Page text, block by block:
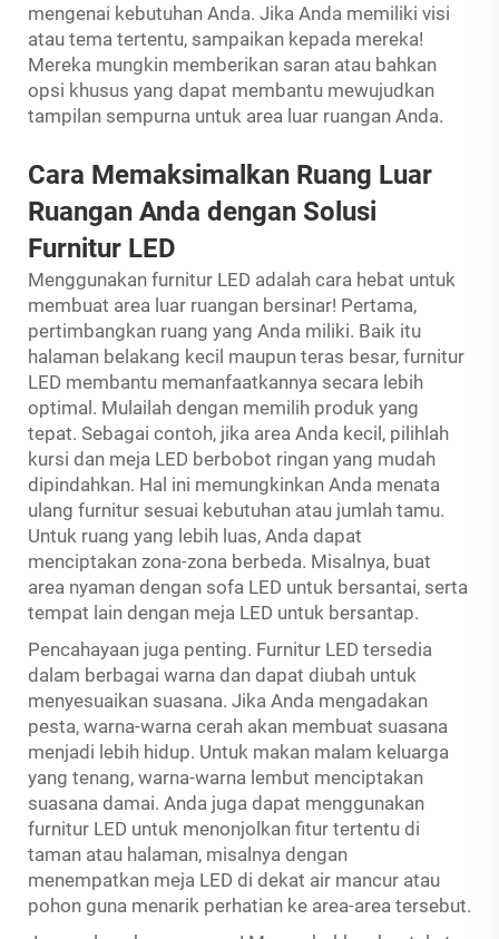
mengenai kebutuhan Anda. Jika Anda memiliki visi
atau tema tertentu, sampaikan kepada mereka!
Mereka mungkin memberikan saran atau bahkan
opsi khusus yang dapat membantu mewujudkan
tampilan sempurna untuk area luar ruangan Anda.
Cara Memaksimalkan Ruang Luar
Ruangan Anda dengan Solusi
Furnitur LED
Menggunakan furnitur LED adalah cara hebat untuk
membuat area luar ruangan bersinar! Pertama,
pertimbangkan ruang yang Anda miliki. Baik itu
halaman belakang kecil maupun teras besar, furnitur
LED membantu memanfaatkannya secara lebih
optimal. Mulailah dengan memilih produk yang
tepat. Sebagai contoh, jika area Anda kecil, pilihlah
kursi dan meja LED berbobot ringan yang mudah
dipindahkan. Hal ini memungkinkan Anda menata
ulang furnitur sesuai kebutuhan atau jumlah tamu.
Untuk ruang yang lebih luas, Anda dapat
menciptakan zona-zona berbeda. Misalnya, buat
area nyaman dengan sofa LED untuk bersantai, serta
tempat lain dengan meja LED untuk bersantap.
Pencahayaan juga penting. Furnitur LED tersedia
dalam berbagai warna dan dapat diubah untuk
menyesuaikan suasana. Jika Anda mengadakan
pesta, warna-warna cerah akan membuat suasana
menjadi lebih hidup. Untuk makan malam keluarga
yang tenang, warna-warna lembut menciptakan
suasana damai. Anda juga dapat menggunakan
furnitur LED untuk menonjolkan fitur tertentu di
taman atau halaman, misalnya dengan
menempatkan meja LED di dekat air mancur atau
pohon guna menarik perhatian ke area-area tersebut.